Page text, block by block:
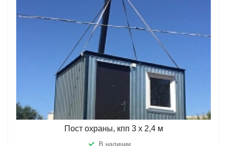
Пост охраны, кпп 3 х 2,4 м
В наличии